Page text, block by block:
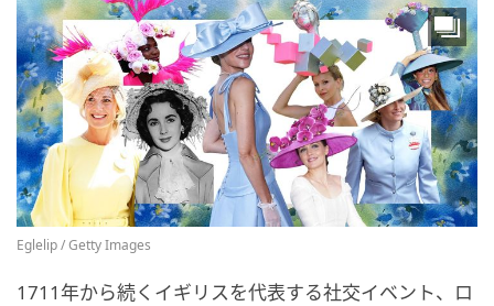
Eglelip / Getty Images
1711年から続くイギリスを代表する社交イベント、ロ